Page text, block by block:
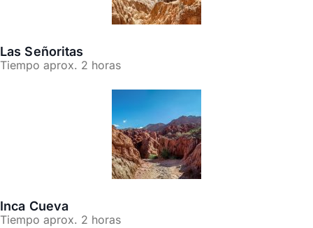
Las Señoritas
Tiempo aprox. 2 horas
Inca Cueva
Tiempo aprox. 2 horas